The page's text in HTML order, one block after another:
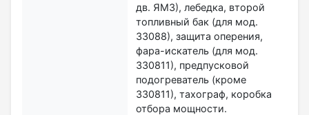
дв. ЯМЗ), лебедка, второй
топливный бак (для мод.
33088), защита оперения,
фара-искатель (для мод.
330811), предпусковой
подогреватель (кроме
330811), тахограф, коробка
отбора мощности.